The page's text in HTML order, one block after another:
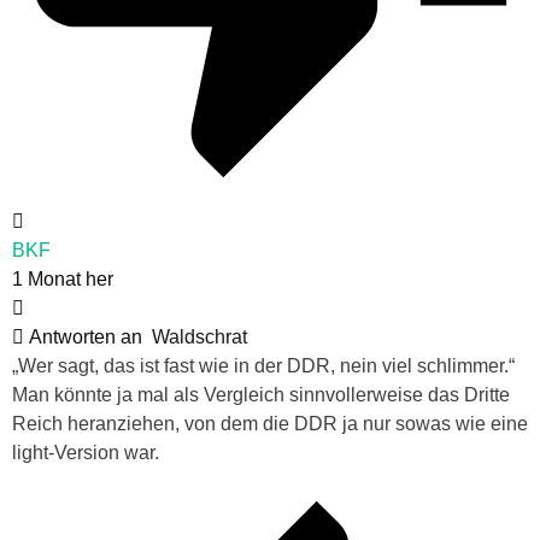
BKF
1 Monat her
Antworten an Waldschrat
„Wer sagt, das ist fast wie in der DDR, nein viel schlimmer.“
Man könnte ja mal als Vergleich sinnvollerweise das Dritte
Reich heranziehen, von dem die DDR ja nur sowas wie eine
light-Version war.